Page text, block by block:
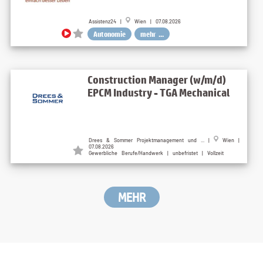
Assistenz24 | Wien | 07.08.2026
Autonomie mehr ...
Construction Manager (w/m/d)
EPCM Industry - TGA Mechanical
Drees & Sommer Projektmanagement und ... | Wien |
07.08.2026
Gewerbliche Berufe/Handwerk | unbefristet | Vollzeit
MEHR